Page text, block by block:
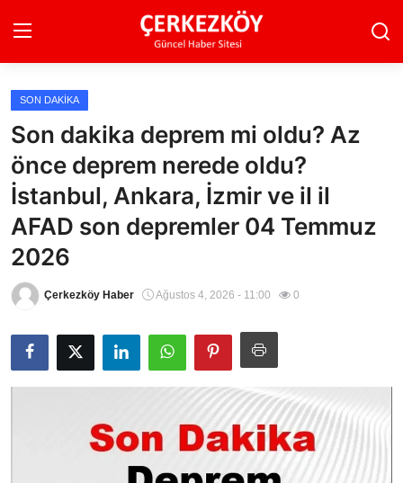
Ana Sayfa
Son Dakika
Ekonomi Haberleri
Magazin Haberleri
Spor Haberleri
Teknoloji Haberleri
SON DAKIKA
Son dakika deprem mi oldu? Az
önce deprem nerede oldu?
İstanbul, Ankara, İzmir ve il il
AFAD son depremler 04 Temmuz
2026
Çerkezköy Haber Ağustos 4, 2026 - 11:00 0